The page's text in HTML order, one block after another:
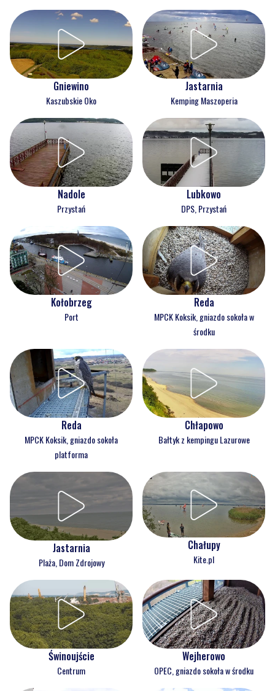
Gniewino
Kaszubskie Oko
Jastarnia
Kemping Maszoperia
Nadole
Przystań
Lubkowo
DPS, Przystań
Kołobrzeg
Port
Reda
MPCK Koksik, gniazdo sokoła w
środku
Reda
MPCK Koksik, gniazdo sokoła
platforma
Chłapowo
Bałtyk z kempingu Lazurowe
Jastarnia
Plaża, Dom Zdrojowy
Chałupy
Kite.pl
Świnoujście
Centrum
Wejherowo
OPEC, gniazdo sokoła w środku